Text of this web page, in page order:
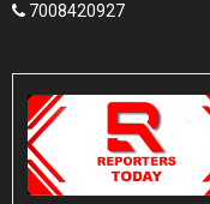
7008420927